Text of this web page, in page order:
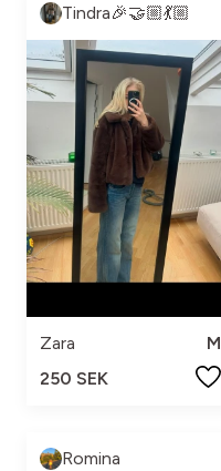
Tindra🎉🤝🏼💃🏼
Zara
M
250 SEK
Romina